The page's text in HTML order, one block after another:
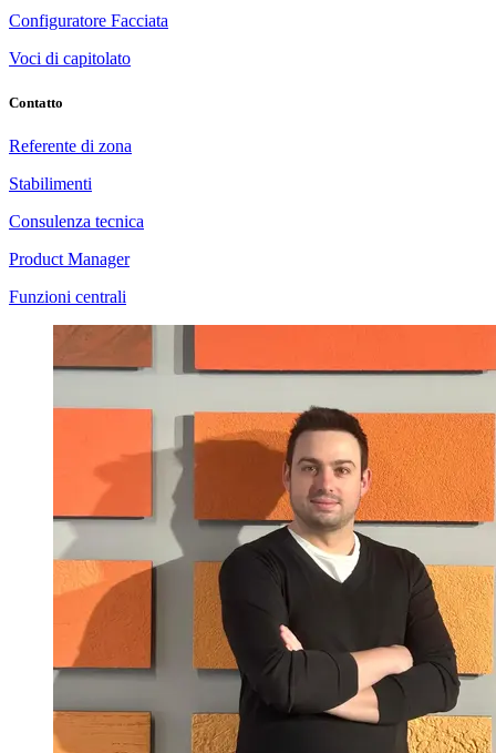
Configuratore Facciata
Voci di capitolato
Contatto
Referente di zona
Stabilimenti
Consulenza tecnica
Product Manager
Funzioni centrali